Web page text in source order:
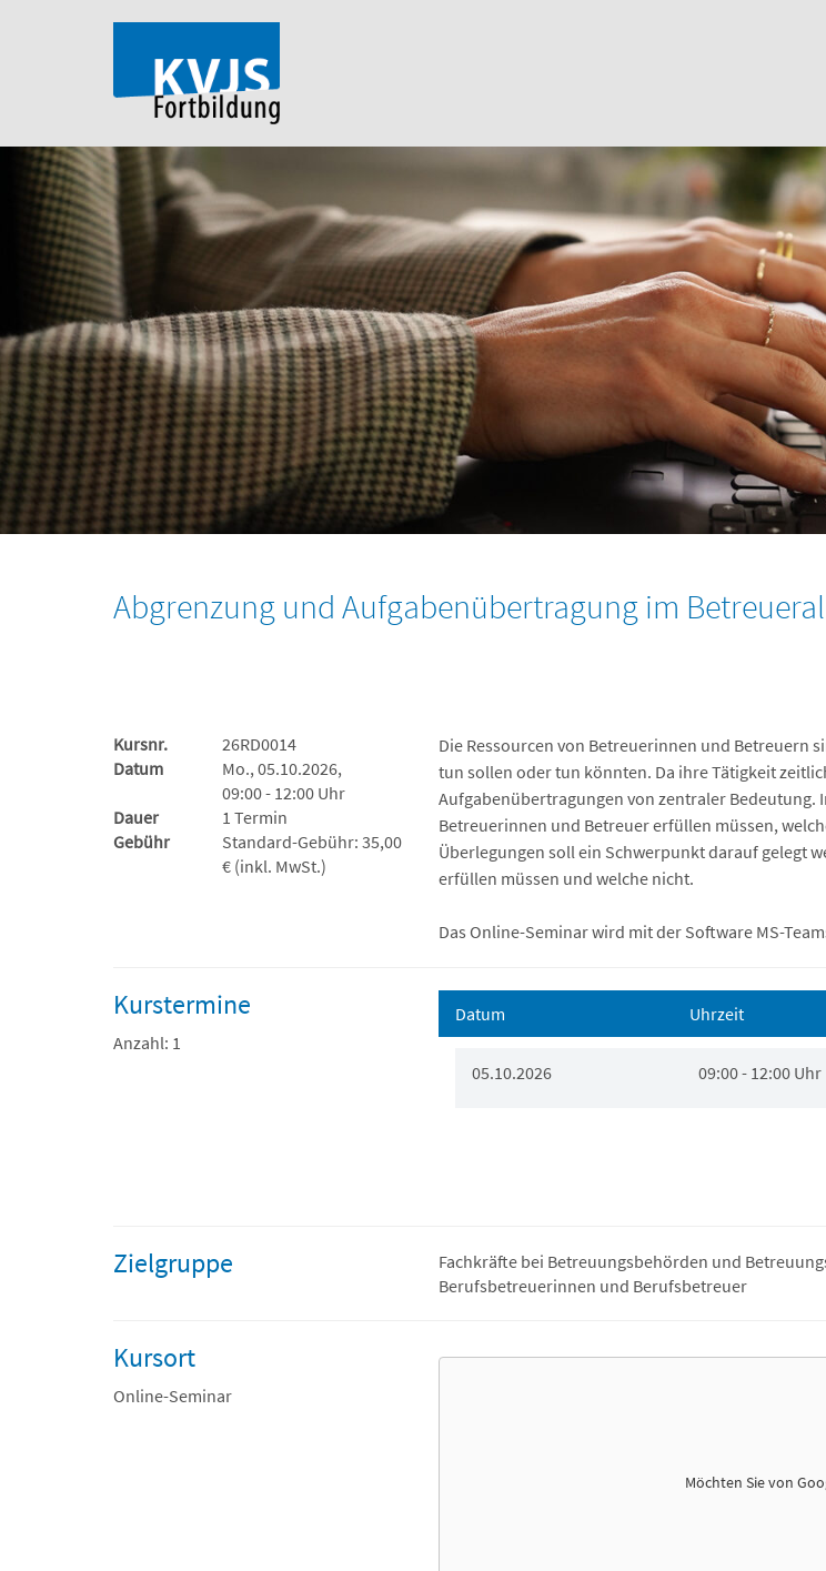
Abgrenzung und Aufgabenübertragung im
Kursnr.
26RD0014
Datum
Mo., 05.10.2026,
09:00 - 12:00 Uhr
Dauer
1 Termin
Gebühr
Standard-Gebühr: 35,00
€ (inkl. MwSt.)
Die Ressourcen von Betreuerinnen und Betreuern
tun sollen oder tun könnten. Da ihre Tätigkeit
Aufgabenübertragungen von zentraler Bedeutung.
Betreuerinnen und Betreuer erfüllen müssen,
Überlegungen soll ein Schwerpunkt darauf gelegt
erfüllen müssen und welche nicht.
Das Online-Seminar wird mit der Software MS-
Kurstermine
Anzahl: 1
Datum Uhrzeit
05.10.2026 09:00 - 12:00 Uhr
Zielgruppe
Fachkräfte bei Betreuungsbehörden und
Berufsbetreuerinnen und Berufsbetreuer
Kursort
Online-Seminar
Möchten Sie von